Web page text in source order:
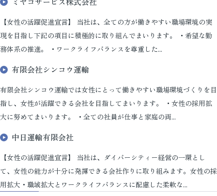
【女性の活躍促進宣言】 当社は、全ての方が働きやすい職場環境の実
現を目指し下記の項目に積極的に取り組んでまいります。 ・希望な勤
務体系の推進。 ・ワークライフバランスを尊重した...
有限会社シンコウ運輸
有限会社シンコウ運輸では女性にとって働きやすい職場環境づくりを目
指し、女性が活躍できる会社を目指してまいります。 ・女性の採用拡
大に努めてまいります。 ・全ての社員が仕事と家庭の両...
中日運輸有限会社
【女性の活躍促進宣言】 当社は、ダイバーシティー経営の一環とし
て、女性の能力が十分に発揮できる会社作りに取り組みます。女性の採
用拡大・職域拡大とワークライフバランスに配慮した柔軟な...